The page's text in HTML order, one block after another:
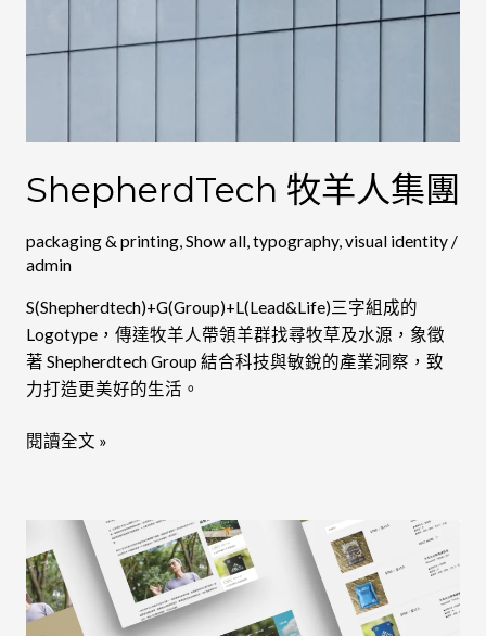
ShepherdTech 牧羊人集團
packaging & printing,Show all,typography,visual identity/
admin
S(Shepherdtech)+G(Group)+L(Lead&Life)三字組成的
Logotype，傳達牧羊人帶領羊群找尋牧草及水源，象徵
著 Shepherdtech Group 結合科技與敏銳的產業洞察，致
力打造更美好的生活。
閱讀全文 »
Volcano29
大
屯
火